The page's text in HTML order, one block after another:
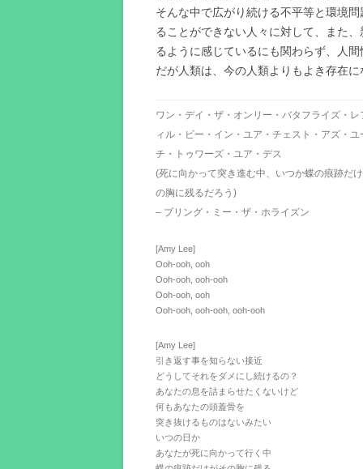
そんな中で広がり続ける不平等と環境
ることができない人々に対して、また
るように感じているにも関わらず、人
だが人類は、今の人類よりもよき存在
ワン・デイ・ザ・オンリー・バタフライズ・レ
ィル・ビー・イン・ユア・チェスト・アズ・ユ
チ・トゥワーズ・ユア・デス
(死に向かって突き進む中、いつか蝶の痕跡だ
の胸に残るだろう)
– ブリング・ミー・ザ・ホライズン
[Amy Lee]
Ooh-ooh, ooh
Ooh-ooh, ooh-ooh
Ooh-ooh, ooh
Ooh-ooh, ooh-ooh, ooh-ooh
[Amy Lee]
引き返す事を知らない接近
どうしてそれをダメにし続けるの？
あなたの息を詰まらせたくないけど
何もあなたの頭蓋骨を
突き抜けるものはないみたい
いつの日か
あなたが死に向かって行く中